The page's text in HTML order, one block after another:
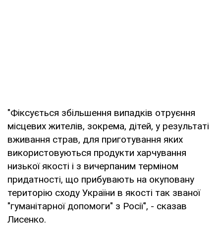
"Фіксується збільшення випадків отруєння
місцевих жителів, зокрема, дітей, у результаті
вживання страв, для приготування яких
використовуються продукти харчування
низької якості і з вичерпаним терміном
придатності, що прибувають на окуповану
територію сходу України в якості так званої
"гуманітарної допомоги" з Росії", - сказав
Лисенко.